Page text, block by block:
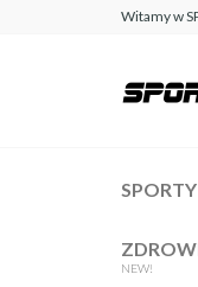
Witamy w
SPORTY
NEW!